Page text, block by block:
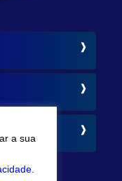
a sua